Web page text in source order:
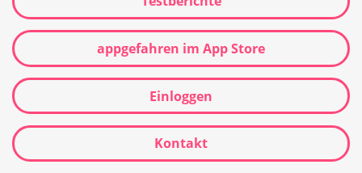
appgefahren im App Store
Einloggen
Kontakt